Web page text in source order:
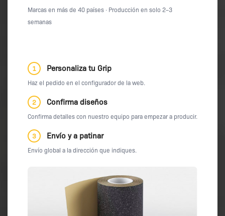
Marcas en más de 40 países · Producción en solo 2–3
semanas
1 Personaliza tu Grip
Haz el pedido en el configurador de la web.
2 Confirma diseños
Confirma detalles con nuestro equipo para empezar a producir.
3 Envío y a patinar
Envío global a la dirección que indiques.